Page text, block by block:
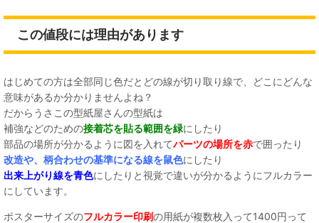
この値段には理由があります
はじめての方は全部同じ色だとどの線が切り取り線で、どこにどんな
意味があるか分かりませんよね？
だからうさこの型紙屋さんの型紙は
補強などのための接着芯を貼る範囲を緑にしたり
部品の場所が分かるように図を入れてパーツの場所を赤で囲ったり
改造や、柄合わせの基準になる線を鼠色にしたり
出来上がり線を青色にしたりと視覚で違いが分かるようにフルカラー
にしています。
ポスターサイズのフルカラー印刷の用紙が複数枚入って1400円って